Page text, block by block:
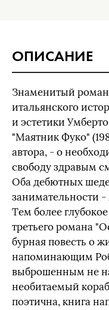
ОПИСАНИЕ
Знаменитый
итальянского
и эстетики
"Маятник Фуко"
автора, - о
свободу здравым
Оба дебютных
занимательности
Тем более
третьего романа
бурная повесть о
напоминающим
выброшенным не
необитаемый
поэтична, книга